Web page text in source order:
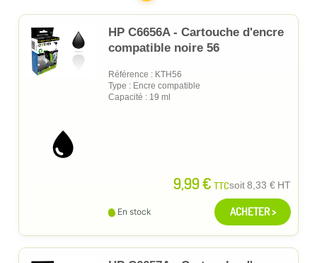
HP C6656A - Cartouche d'encre
compatible noire 56
Référence : KTH56
Type : Encre compatible
Capacité : 19 ml
9,99 € TTCsoit8,33 € HT
En stock ACHETER >